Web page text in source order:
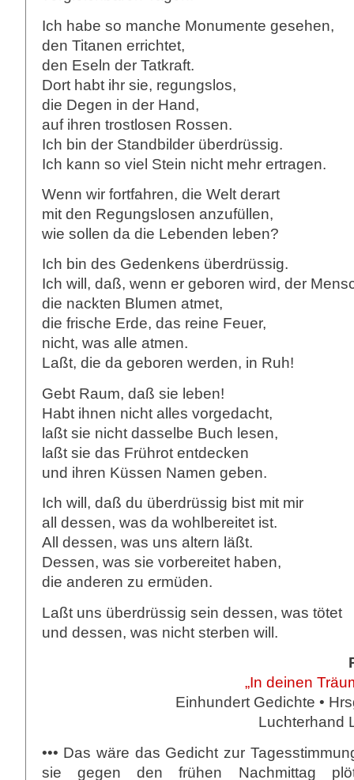
Ich habe so manche Monumente gesehen,
den Titanen errichtet,
den Eseln der Tatkraft.
Dort habt ihr sie, regungslos,
die Degen in der Hand,
auf ihren trostlosen Rossen.
Ich bin der Standbilder überdrüssig.
Ich kann so viel Stein nicht mehr ertragen.
Wenn wir fortfahren, die Welt derart
mit den Regungslosen anzufüllen,
wie sollen da die Lebenden leben?
Ich bin des Gedenkens überdrüssig.
Ich will, daß, wenn er geboren wird, der
die nackten Blumen atmet,
die frische Erde, das reine Feuer,
nicht, was alle atmen.
Laßt, die da geboren werden, in Ruh!
Gebt Raum, daß sie leben!
Habt ihnen nicht alles vorgedacht,
laßt sie nicht dasselbe Buch lesen,
laßt sie das Frührot entdecken
und ihren Küssen Namen geben.
Ich will, daß du überdrüssig bist mit mir
all dessen, was da wohlbereitet ist.
All dessen, was uns altern läßt.
Dessen, was sie vorbereitet haben,
die anderen zu ermüden.
Laßt uns überdrüssig sein dessen, was tötet
und dessen, was nicht sterben will.
„In deinen
Einhundert Gedichte •
Luchterhand
••• Das wäre das Gedicht zur
sie gegen den frühen Nachmittag